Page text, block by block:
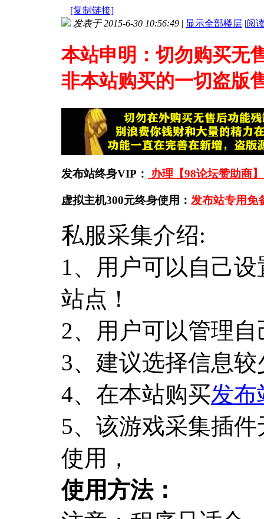
[复制链接]
发表于 2015-6-30 10:56:49 | 显示全部楼层 |阅
本站申明：切勿购买无
非本站购买的一切盗版
发布站终身VIP： 办理【98论坛赞助商
虚拟主机300元终身使用： 发布站专用免
私服采集介绍:
1、用户可以自己
站点！
2、用户可以管理
3、建议选择信息
4、在本站购买发布
5、该游戏采集插
使用，
使用方法：